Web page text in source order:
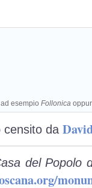
esempio Follonica
censito da
del Popolo